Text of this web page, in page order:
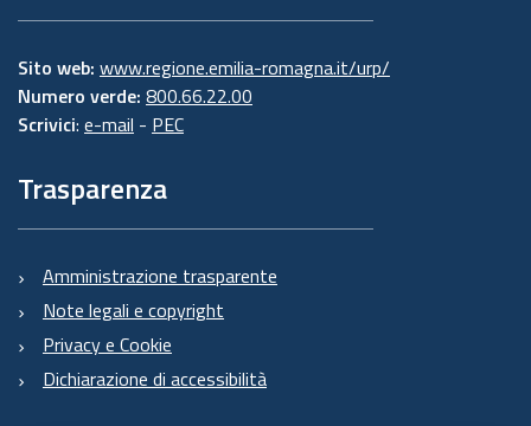
Sito web: www.regione.emilia-romagna.it/urp/
Numero verde: 800.66.22.00
Scrivici: e-mail - PEC
Trasparenza
Amministrazione trasparente
Note legali e copyright
Privacy e Cookie
Dichiarazione di accessibilità